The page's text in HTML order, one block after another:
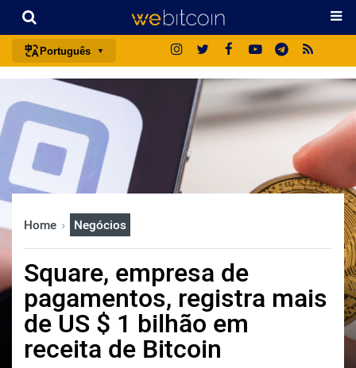
Português
português (BR)
english
español
français
italiano
日本語
русский
한국어
العربية
ไทย
Home Negócios
Square, empresa de
pagamentos, registra mais
de US $ 1 bilhão em
receita de Bitcoin